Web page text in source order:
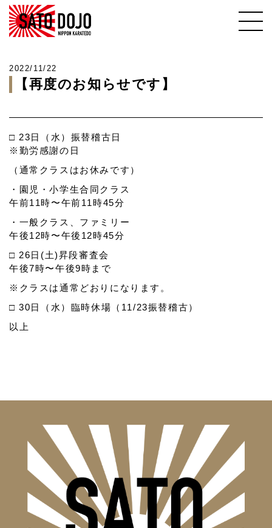
2022/11/22
【再度のお知らせです】
□ 23日（水）振替稽古日
※勤労感謝の日
（通常クラスはお休みです）
・園児・小学生合同クラス
午前11時〜午前11時45分
・一般クラス、ファミリー
午後12時〜午後12時45分
□ 26日(土)昇段審査会
午後7時〜午後9時まで
※クラスは通常どおりになります。
□ 30日（水）臨時休場（11/23振替稽古）
以上